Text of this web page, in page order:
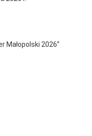
Małopolski 2026”